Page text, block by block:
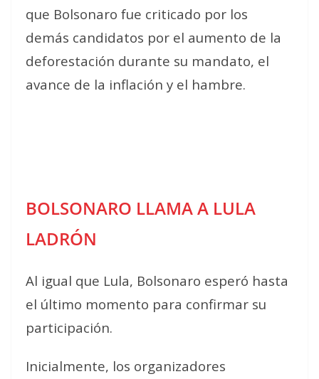
que Bolsonaro fue criticado por los
demás candidatos por el aumento de la
deforestación durante su mandato, el
avance de la inflación y el hambre.
BOLSONARO LLAMA A LULA
LADRÓN
Al igual que Lula, Bolsonaro esperó hasta
el último momento para confirmar su
participación.
Inicialmente, los organizadores